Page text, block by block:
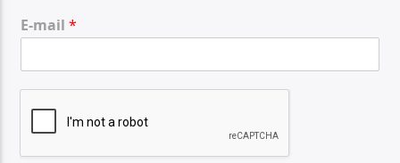
E-mail*